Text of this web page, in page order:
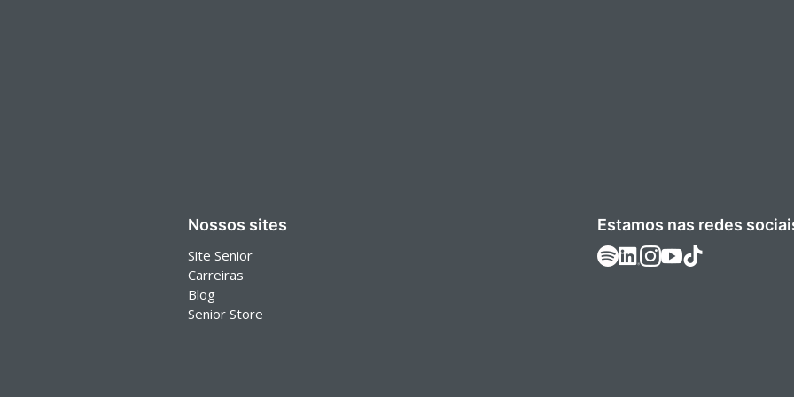
Nossos sites
Site Senior
Carreiras
Blog
Senior Store
Estamos nas redes